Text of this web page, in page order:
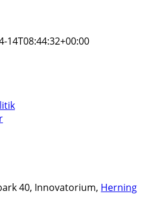
14T08:44:32+00:00
40, Innovatorium, Herning